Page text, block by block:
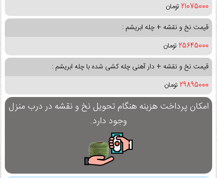
21075000 تومان
قیمت نخ و نقشه + چله ابریشم :
25645000 تومان
قیمت نخ و نقشه + دار آهنی چله کشی شده با چله ابریشم :
29895000 تومان
امکان پرداخت هزینه هنگام تحویل نخ و نقشه در درب منزل
وجود دارد.